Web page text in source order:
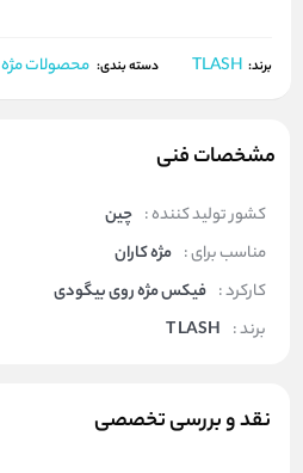
برند: TLASH دسته بندی: محصولات مژه
مشخصات فنی
کشور تولید کننده : چین
مناسب برای : مژه کاران
کارکرد : فیکس مژه روی بیگودی
برند : T LASH
نقد و بررسی تخصصی